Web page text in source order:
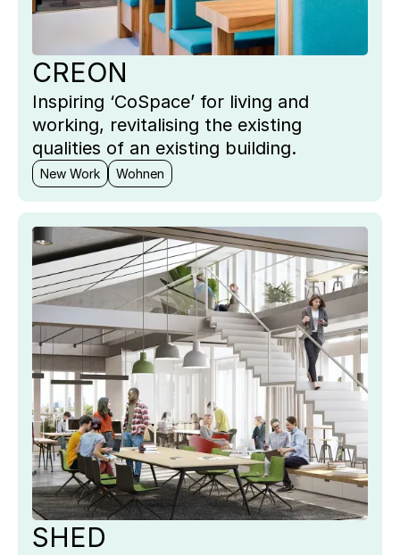
CREON
Inspiring ‘CoSpace’ for living and
working, revitalising the existing
qualities of an existing building.
New Work Wohnen
SHED